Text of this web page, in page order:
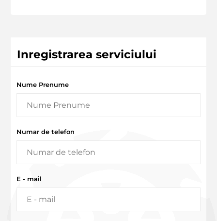
Inregistrarea serviciului
Nume Prenume
Numar de telefon
E - mail